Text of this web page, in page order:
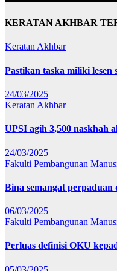
KERATAN AKHBAR
Keratan Akhbar
Pastikan taska miliki lesen
24/03/2025
Keratan Akhbar
UPSI agih 3,500 naskhah
24/03/2025
Fakulti Pembangunan
Bina semangat
06/03/2025
Fakulti Pembangunan
Perluas definisi OKU